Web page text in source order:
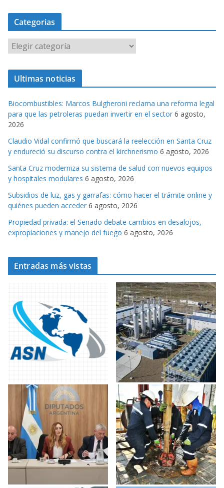
Categorias
a
t
o
r
a
s
Ultimas noticias
Biocombustibles: Marcos Bulgheroni reclama una reforma legal
para que las petroleras puedan invertir en el sector 6 agosto,
2026
Claudio Vidal confirmó que buscará la reelección en Santa Cruz
y endureció su discurso contra el kirchnerismo 6 agosto, 2026
Santa Cruz moderniza su sistema de salud con nuevos equipos
y hospitales modulares 6 agosto, 2026
Subsidios de luz, gas y garrafas: cómo hacer el trámite online y
quiénes pueden acceder 6 agosto, 2026
Propiedad privada: el Senado debate cambios en desalojos,
expropiaciones y manejo del fuego 6 agosto, 2026
Entradas más vistas